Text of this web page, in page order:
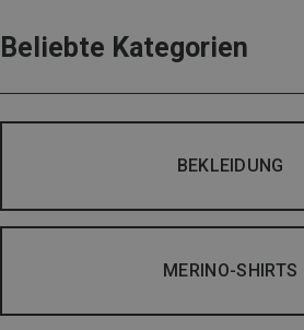
Beliebte Kategorien
BEKLEIDUNG
MERINO-SHIRTS